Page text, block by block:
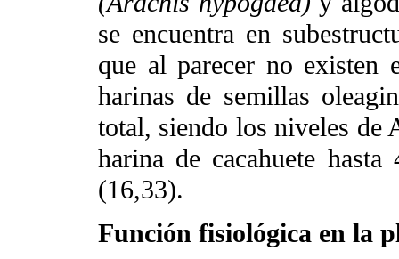
se encuentra en
que al parecer no existen
harinas de semillas
total, siendo los niveles de
harina de cacahuete
(16,33).
Función fisiológica en la